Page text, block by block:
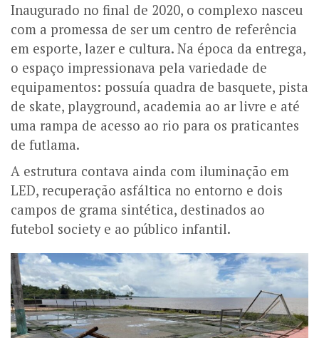
Inaugurado no final de 2020, o complexo nasceu
com a promessa de ser um centro de referência
em esporte, lazer e cultura. Na época da entrega,
o espaço impressionava pela variedade de
equipamentos: possuía quadra de basquete, pista
de skate, playground, academia ao ar livre e até
uma rampa de acesso ao rio para os praticantes
de futlama.
A estrutura contava ainda com iluminação em
LED, recuperação asfáltica no entorno e dois
campos de grama sintética, destinados ao
futebol society e ao público infantil.